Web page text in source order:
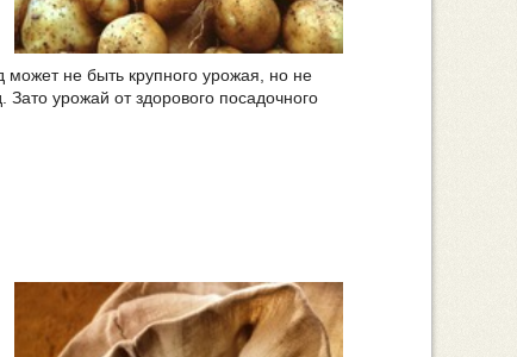
может не быть крупного урожая, но не
урожай от здорового посадочного